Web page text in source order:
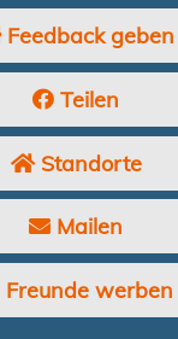
Feedback geben
Teilen
Standorte
Mailen
Freunde werben